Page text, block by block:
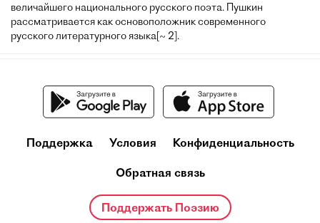
величайшего национального русского поэта. Пушкин
рассматривается как основоположник современного
русского литературного языка[~ 2].
Поддержка Условия Конфиденциальность
Обратная связь
Поддержать Поэзию